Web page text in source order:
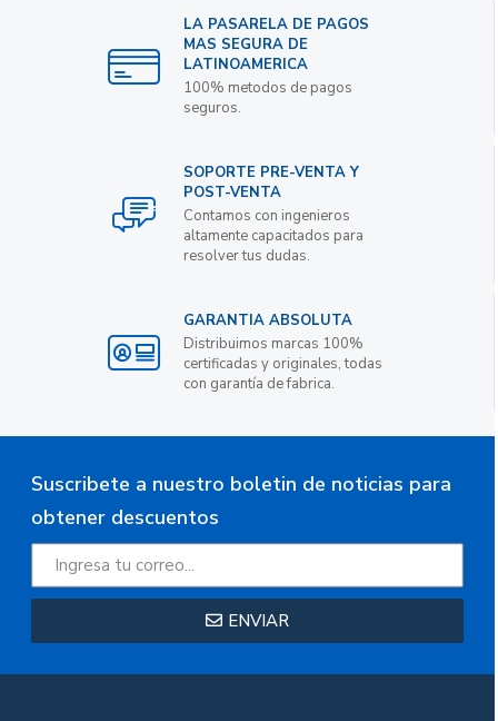
LA PASARELA DE PAGOS
MAS SEGURA DE
LATINOAMERICA
100% metodos de pagos
seguros.
SOPORTE PRE-VENTA Y
POST-VENTA
Contamos con ingenieros
altamente capacitados para
resolver tus dudas.
GARANTIA ABSOLUTA
Distribuimos marcas 100%
certificadas y originales, todas
con garantía de fabrica.
Suscribete a nuestro boletin de noticias para
obtener descuentos
ENVIAR